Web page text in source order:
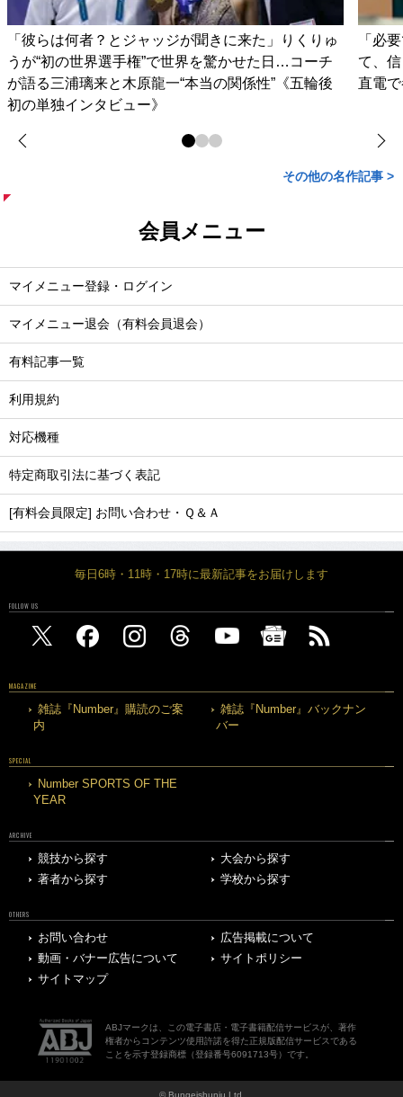
「彼らは何者？とジャッジが聞きに来た」りくりゅ
うが“初の世界選手権”で世界を驚かせた日…コーチ
が語る三浦璃来と木原龍一“本当の関係性”《五輪後
初の単独インタビュー》
「必
て、
直電
その他の名作記事 >
会員メニュー
マイメニュー登録・ログイン
マイメニュー退会（有料会員退会）
有料記事一覧
利用規約
対応機種
特定商取引法に基づく表記
[有料会員限定] お問い合わせ・Ｑ＆Ａ
毎日6時・11時・17時に最新記事をお届けします
FOLLOW US
MAGAZINE
雑誌『Number』購読のご案
内
雑誌『Number』バックナン
バー
SPECIAL
Number SPORTS OF THE
YEAR
ARCHIVE
競技から探す
大会から探す
著者から探す
学校から探す
OTHERS
お問い合わせ
広告掲載について
動画・バナー広告について
サイトポリシー
サイトマップ
ABJマークは、この電子書店・電子書籍配信サービスが、著作
権者からコンテンツ使用許諾を得た正規版配信サービスである
ことを示す登録商標（登録番号6091713号）です。